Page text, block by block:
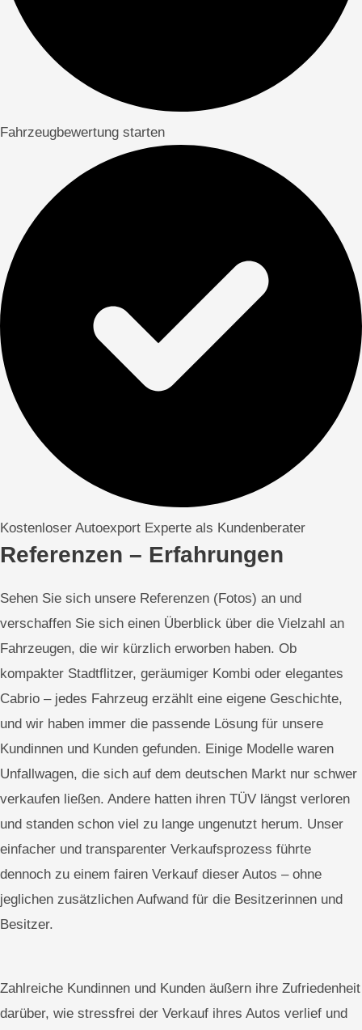
Fahrzeugbewertung starten
Kostenloser Autoexport Experte als Kundenberater
Referenzen – Erfahrungen
Sehen Sie sich unsere Referenzen (Fotos) an und
verschaffen Sie sich einen Überblick über die Vielzahl an
Fahrzeugen, die wir kürzlich erworben haben. Ob
kompakter Stadtflitzer, geräumiger Kombi oder elegantes
Cabrio – jedes Fahrzeug erzählt eine eigene Geschichte,
und wir haben immer die passende Lösung für unsere
Kundinnen und Kunden gefunden. Einige Modelle waren
Unfallwagen, die sich auf dem deutschen Markt nur schwer
verkaufen ließen. Andere hatten ihren TÜV längst verloren
und standen schon viel zu lange ungenutzt herum. Unser
einfacher und transparenter Verkaufsprozess führte
dennoch zu einem fairen Verkauf dieser Autos – ohne
jeglichen zusätzlichen Aufwand für die Besitzerinnen und
Besitzer.
Zahlreiche Kundinnen und Kunden äußern ihre Zufriedenheit
darüber, wie stressfrei der Verkauf ihres Autos verlief und